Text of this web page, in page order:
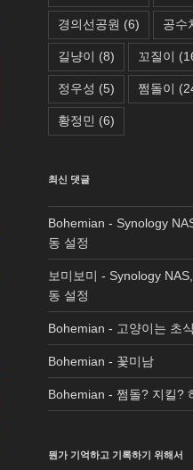
경의선공원 (6) 공수
길냥이 (8) 꼬질이
정우성 (5) 쩜돌이
황정민 (6)
최신 댓글
Bohemian - Synology
동 설정
보미보미 - Synology
동 설정
Bohemian - 고양이는 초
Bohemian - 꽃미남
Bohemian - 쩜돌? 지킬?
뭔가 기억하고 기록하기 위해서